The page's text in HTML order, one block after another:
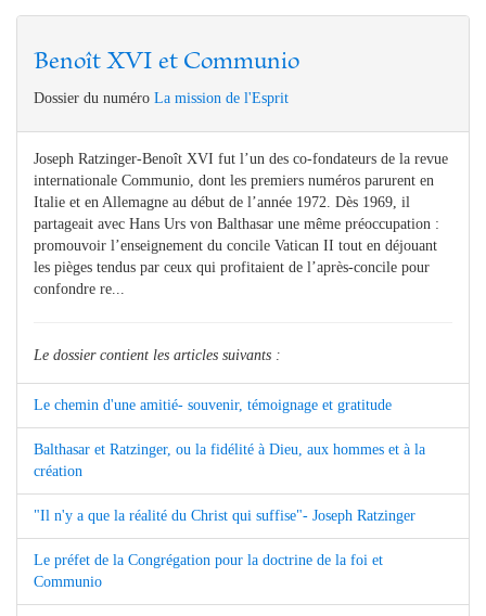
Benoît XVI et Communio
Dossier du numéro La mission de l'Esprit
Joseph Ratzinger-Benoît XVI fut l’un des co-fondateurs de la revue
internationale Communio, dont les premiers numéros parurent en
Italie et en Allemagne au début de l’année 1972. Dès 1969, il
partageait avec Hans Urs von Balthasar une même préoccupation :
promouvoir l’enseignement du concile Vatican II tout en déjouant
les pièges tendus par ceux qui profitaient de l’après-concile pour
confondre re...
Le dossier contient les articles suivants :
Le chemin d'une amitié- souvenir, témoignage et gratitude
Balthasar et Ratzinger, ou la fidélité à Dieu, aux hommes et à la
création
"Il n'y a que la réalité du Christ qui suffise"- Joseph Ratzinger
Le préfet de la Congrégation pour la doctrine de la foi et
Communio